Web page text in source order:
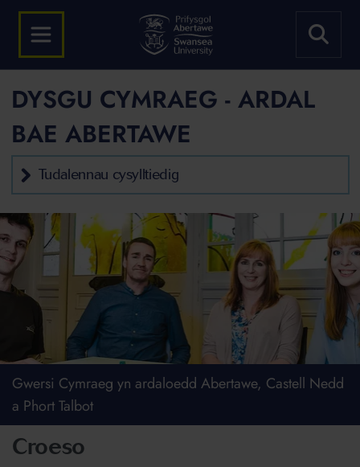
DYSGU CYMRAEG - ARDAL
BAE ABERTAWE
Tudalennau cysylltiedig
Gwersi Cymraeg yn ardaloedd Abertawe, Castell Nedd
a Phort Talbot
Croeso